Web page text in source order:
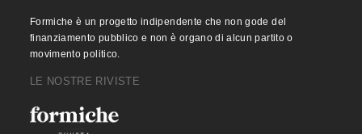
Formiche è un progetto indipendente che non gode del
finanziamento pubblico e non è organo di alcun partito o
movimento politico.
LE NOSTRE RIVISTE